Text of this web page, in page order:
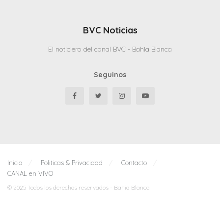
BVC Noticias
El noticiero del canal BVC - Bahia Blanca
Seguinos
Inicio Politicas & Privacidad
Contacto
CANAL en VIVO
© 2025 Todos los derechos reservados - Bahia Blanca